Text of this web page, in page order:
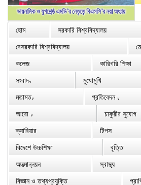
হোম
সরকারি বিশ্ববিদ্যালয়
বেসরকারি বিশ্ববিদ্যালয়
কলেজ
কারিগরি শিক্ষা
সংবাদ∨
মুখোমুখি
মতামত∨ প্রতিবেদন ∨
আরো ∨
চাকুরীর সুযোগ
ক্যারিয়ার
টিপস
বিদেশে উচ্চশিক্ষা
বৃত্তি
আত্মোন্নয়ন
স্বাস্থ্য
বিজ্ঞান ও তথ্যপ্রযুক্তি